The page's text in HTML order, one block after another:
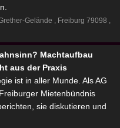
Gelände
Freiburg 79098
Machtaufbau
aus der Praxis
ist in aller Munde. Als AG
Mietenbündnis
sie diskutieren und